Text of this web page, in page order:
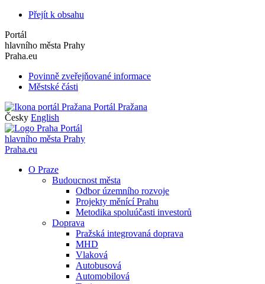
Přejít k obsahu
Portál
hlavního města Prahy
Praha.eu
Povinně zveřejňované informace
Městské části
Portál Pražana
Česky English
Portál
hlavního města Prahy
Praha.eu
O Praze
Budoucnost města
Odbor územního rozvoje
Projekty měnící Prahu
Metodika spoluúčasti investorů
Doprava
Pražská integrovaná doprava
MHD
Vlaková
Autobusová
Automobilová